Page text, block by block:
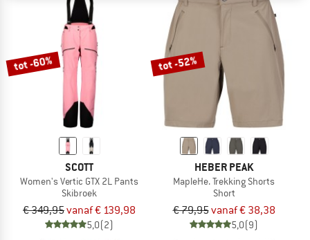
tot -60%
SCOTT
Women's Vertic GTX 2L Pants
Skibroek
€ 349,95vanaf € 139,98
5,0(2)
tot -52%
HEBER PEAK
MapleHe. Trekking Shorts
Short
€ 79,95vanaf € 38,38
5,0(9)